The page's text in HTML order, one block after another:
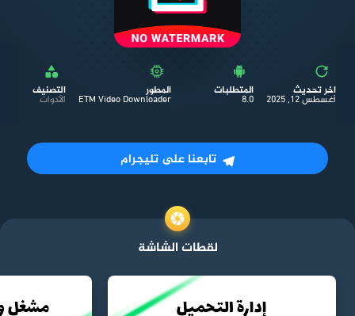
اخر تحديث
أغسطس 12, 2025
المتطلبات
8.0
المطور
ETM Video Downloader
التصنيف
الأدوات
تابعنا على تليجرام
لقطات الشاشة